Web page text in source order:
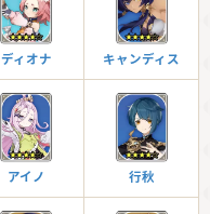
ディオナ キャンディス
アイノ 行秋